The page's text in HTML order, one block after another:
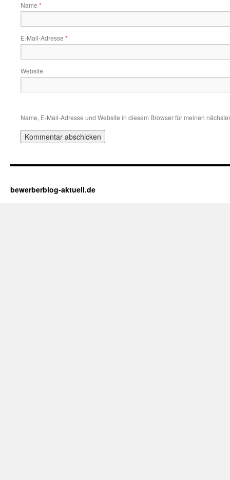
Name *
E-Mail-Adresse *
Website
Name, E-Mail-Adresse und Website in diesem Browser für meinen
bewerberblog-aktuell.de